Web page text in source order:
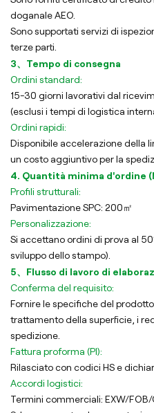
doganale AEO.
Sono supportati servizi di
terze parti.
3、Tempo di consegna
Ordini standard:
15-30 giorni lavorativi dal
(esclusi i tempi di logistica
Ordini rapidi:
Disponibile accelerazione della
un costo aggiuntivo per la
4. Quantità minima d'ordine
Profili strutturali:
Pavimentazione SPC: 200㎡
Personalizzazione:
Si accettano ordini di prova al
sviluppo dello stampo).
5、Flusso di lavoro di
Conferma del requisito:
Fornire le specifiche del
trattamento della superficie, i
spedizione.
Fattura proforma (PI):
Rilasciato con codici HS e
Accordi logistici:
Termini commerciali: EXW/FOB/